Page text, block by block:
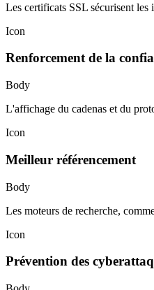
Les certificats SSL sécurisent
Icon
Renforcement de la
Body
L'affichage du cadenas et du
Icon
Meilleur référencement
Body
Les moteurs de recherche,
Icon
Prévention des